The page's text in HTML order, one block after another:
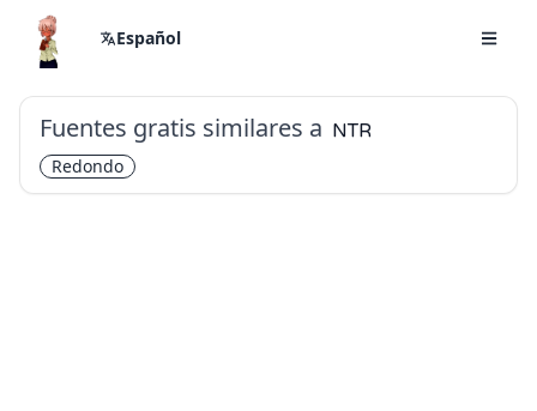
Español
Fuentes gratis similares a NTR
Redondo